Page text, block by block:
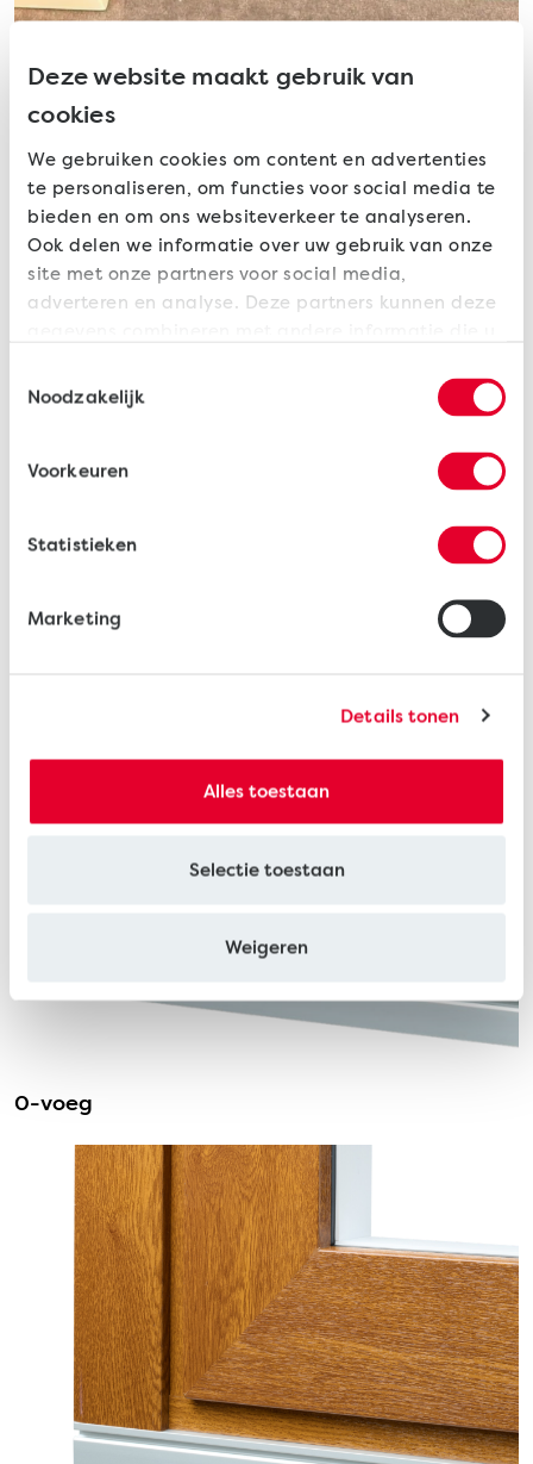
Deze website maakt gebruik van
cookies
We gebruiken cookies om content en advertenties
te personaliseren, om functies voor social media te
bieden en om ons websiteverkeer te analyseren.
Ook delen we informatie over uw gebruik van onze
site met onze partners voor social media,
adverteren en analyse. Deze partners kunnen deze
op basis van uw gebruik van hun services.
Noodzakelijk
Voorkeuren
Statistieken
Marketing
Details tonen
Alles toestaan
Selectie toestaan
Weigeren
De Nulvoeg
Naadloze esthetiek
Esthetiek zit in de details. Dankzij een gloednieuwe
lastechnologie slaagt Schmidt erin om
zorgt ervoor dat de profielen naadloos op elkaar
aansluiten. Het resultaat? Een bijzonder rustige en
hoogwaardige afwerking. Zie hieronder het verschil!
0-voeg